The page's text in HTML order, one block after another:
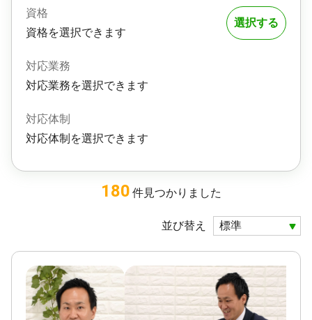
資格
資格を選択できます
対応業務
対応業務を選択できます
対応体制
対応体制を選択できます
選択する
180 件見つかりました
並び替え